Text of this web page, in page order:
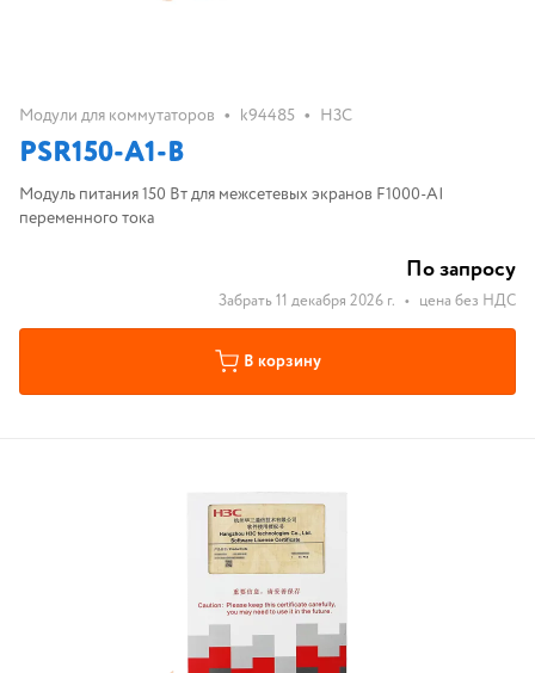
Модули для коммутаторов • k94485 • H3C
PSR150-A1-B
Модуль питания 150 Вт для межсетевых экранов F1000-AI
переменного тока
По запросу
Забрать 11 декабря 2026 г. • цена без НДС
В корзину